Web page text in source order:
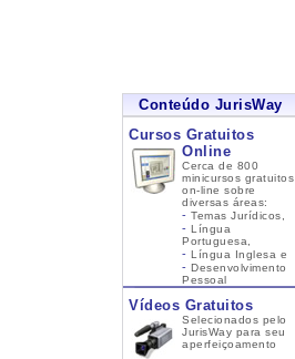
Conteúdo JurisWay
Cursos Gratuitos
Online
Cerca de 800
minicursos gratuitos
on-line sobre
diversas áreas:
- Temas Jurídicos,
- Língua
Portuguesa,
- Língua Inglesa e
- Desenvolvimento
Pessoal
Vídeos Gratuitos
Selecionados pelo
JurisWay para seu
aperfeiçoamento